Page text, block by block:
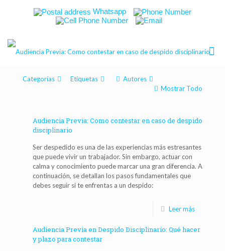
Whatsapp
Categorías Etiquetas
Autores
Mostrar Todo
Audiencia Previa: Como contestar en caso de despido
disciplinario
Ser despedido es una de las experiencias más estresantes
que puede vivir un trabajador. Sin embargo, actuar con
calma y conocimiento puede marcar una gran diferencia. A
continuación, se detallan los pasos fundamentales que
debes seguir si te enfrentas a un despido:
Leer más
Audiencia Previa en Despido Disciplinario: Qué hacer
y plazo para contestar